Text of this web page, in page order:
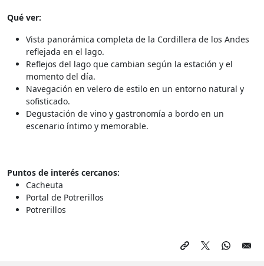
Qué ver:
Vista panorámica completa de la Cordillera de los Andes
reflejada en el lago.
Reflejos del lago que cambian según la estación y el
momento del día.
Navegación en velero de estilo en un entorno natural y
sofisticado.
Degustación de vino y gastronomía a bordo en un
escenario íntimo y memorable.
Puntos de interés cercanos:
Cacheuta
Portal de Potrerillos
Potrerillos